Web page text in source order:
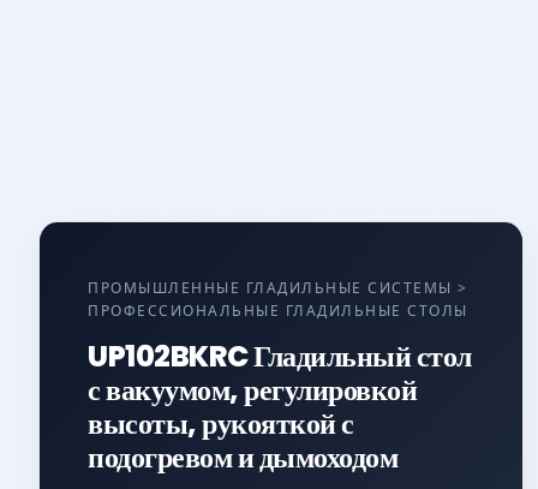
ПРОМЫШЛЕННЫЕ ГЛАДИЛЬНЫЕ СИСТЕМЫ >
ПРОФЕССИОНАЛЬНЫЕ ГЛАДИЛЬНЫЕ СТОЛЫ
UP102BKRC Гладильный стол
с вакуумом, регулировкой
высоты, рукояткой с
подогревом и дымоходом